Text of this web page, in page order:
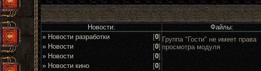
Новости: Файлы:
» Новости разработки
[0]
» Новости
[0]
» Новости
[0]
» Новости кино
[0]
Группа "Гости" не имеет права
просмотра модуля